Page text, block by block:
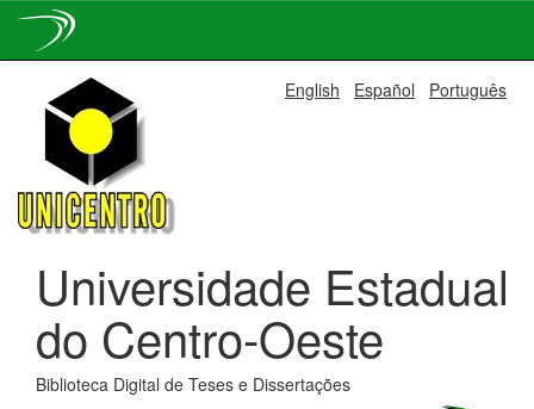
navigation
English Español Português
Universidade Estadual
do Centro-Oeste
Biblioteca Digital de Teses e Dissertações